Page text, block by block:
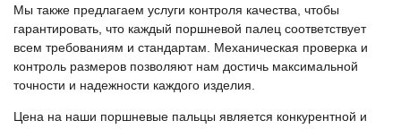
Мы также предлагаем услуги контроля качества, чтобы
гарантировать, что каждый поршневой палец соответствует
всем требованиям и стандартам. Механическая проверка и
контроль размеров позволяют нам достичь максимальной
точности и надежности каждого изделия.
Цена на наши поршневые пальцы является конкурентной и